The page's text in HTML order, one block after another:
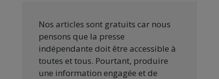
Nos articles sont gratuits car nous
pensons que la presse
indépendante doit être accessible à
toutes et tous. Pourtant, produire
une information engagée et de